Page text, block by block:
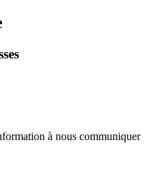
à nous communiquer